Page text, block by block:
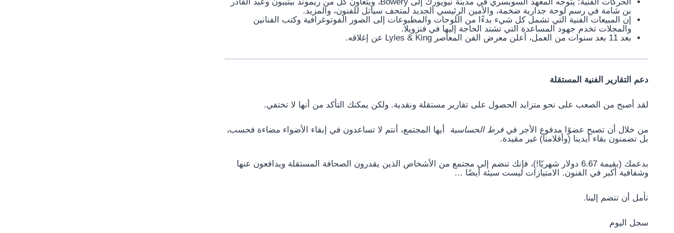
الحركات الفنية: يتوجه المعهد السويسري في مدينة نيويورك إلى Bowery، ويتعاون كل من ريموند بيتيبون وعبد القادر
بن شامة في رسم لوحة جدارية ضخمة، والأمين الرئيسي الجديد لمتحف سياتل للفنون، والمزيد.
إن المبيعات الفنية التي تشمل كل شيء بدءًا من اللوحات والمطبوعات إلى الصور الفوتوغرافية وكتب الفنانين
والمجلات تخدم جهود المساعدة التي تشتد الحاجة إليها في فنزويلا.
بعد 11
بعد سنوات من العمل، أعلن معرض الفن المعاصر Lyles & King عن إغلاقه.
دعم التقارير الفنية المستقلة
لقد أصبح من الصعب على نحو متزايد الحصول على تقارير مستقلة ونقدية. ولكن يمكنك التأكد من أنها لا تختفي.
من خلال أن تصبح عضوًا مدفوع الأجر في فرط الحساسية
بل تضمنون بقاء أيدينا (وأقلامنا) غير مقيدة.
وشفافية أكبر في الفنون. الامتيازات ليست سيئة أيضًا …
نأمل أن تنضم إلينا.
سجل اليوم